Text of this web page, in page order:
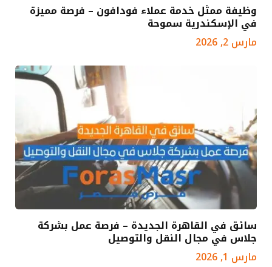
وظيفة ممثل خدمة عملاء فودافون – فرصة مميزة
في الإسكندرية سموحة
مارس 2, 2026
سائق في القاهرة الجديدة – فرصة عمل بشركة
جلاس في مجال النقل والتوصيل
مارس 1, 2026